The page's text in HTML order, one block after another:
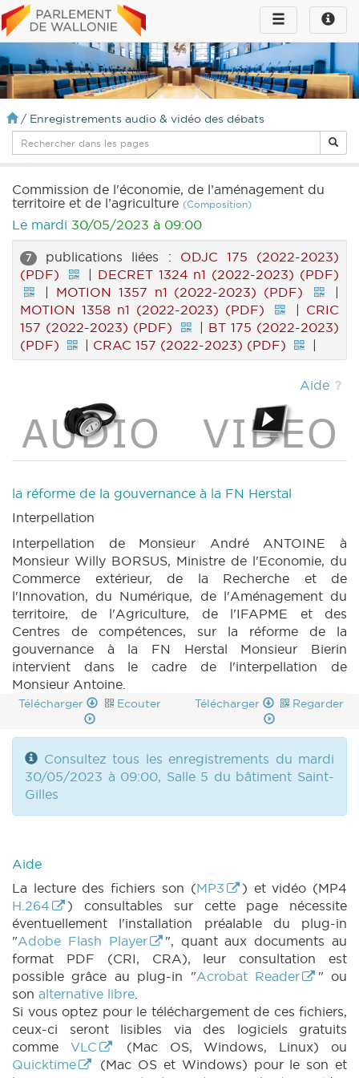
Toggle
infos
Toggle
navigation
/ Enregistrements audio & vidéo des débats
Commission de l'économie, de l’aménagement du
territoire et de l’agriculture (Composition)
Le mardi 30/05/2023 à 09:00
7 publications liées : ODJC 175 (2022-2023)
(PDF)
| DECRET 1324 n1 (2022-2023) (PDF)
| MOTION 1357 n1 (2022-2023) (PDF)
|
MOTION 1358 n1 (2022-2023) (PDF)
| CRIC
157 (2022-2023) (PDF)
| BT 175 (2022-2023)
(PDF)
| CRAC 157 (2022-2023) (PDF) |
Aide
la réforme de la gouvernance à la FN Herstal
Interpellation
Interpellation de Monsieur André ANTOINE à
Monsieur Willy BORSUS, Ministre de l'Economie, du
Commerce extérieur, de la Recherche et de
l'Innovation, du Numérique, de l'Aménagement du
territoire, de l'Agriculture, de l'IFAPME et des
Centres de compétences, sur la réforme de la
gouvernance à la FN Herstal Monsieur Bierin
intervient dans le cadre de l'interpellation de
Monsieur Antoine.
Télécharger Ecouter Télécharger Regarder
Consultez tous les enregistrements du mardi
30/05/2023 à 09:00, Salle 5 du bâtiment Saint-
Gilles
Aide
La lecture des fichiers son (MP3
) et vidéo (MP4
H.264
) consultables sur cette page nécessite
éventuellement l'installation préalable du plug-in
"Adobe Flash Player
", quant aux documents au
format PDF (CRI, CRA), leur consultation est
possible grâce au plug-in "Acrobat Reader
" ou
son alternative libre.
Si vous optez pour le téléchargement de ces fichiers,
ceux-ci seront lisibles via des logiciels gratuits
comme VLC
(Mac OS, Windows, Linux) ou
Quicktime
(Mac OS et Windows) pour le son et